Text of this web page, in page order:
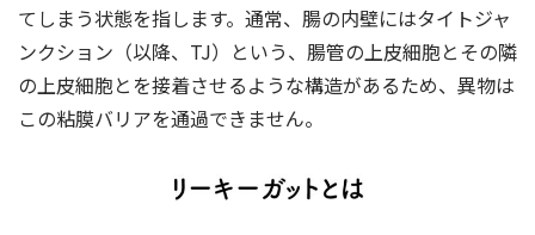
てしまう状態を指します。通常、腸の内壁にはタイトジャ
ンクション（以降、TJ）という、腸管の上皮細胞とその隣
の上皮細胞とを接着させるような構造があるため、異物は
この粘膜バリアを通過できません。